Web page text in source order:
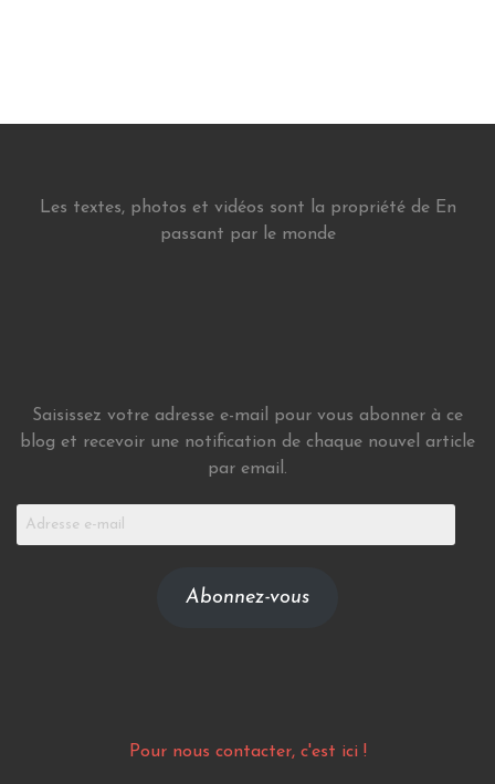
Les textes, photos et vidéos sont la propriété de En
passant par le monde
Saisissez votre adresse e-mail pour vous abonner à ce
blog et recevoir une notification de chaque nouvel article
par email.
Adresse
Abonnez-vous
Pour nous contacter, c'est ici !